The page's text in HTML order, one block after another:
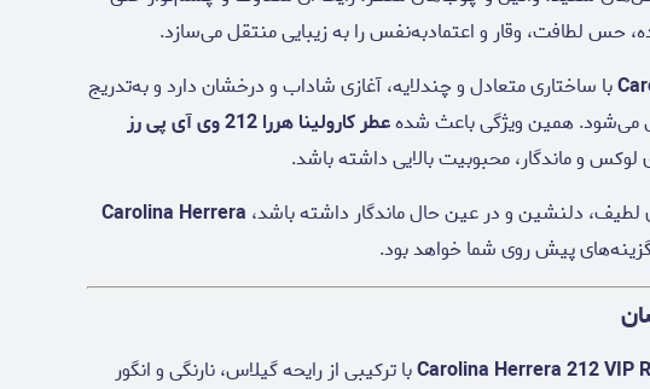
حس لطافت، وقار و اعتمادبه‌نفس را به زیبایی منتقل می‌سازد.
با ساختاری متعادل و چندلایه، آغازی شاداب و درخشان دارد و به‌تدریج
می‌شود. همین ویژگی باعث شده
عطر کارولینا هررا 212 وی آی پی رز
لوکس و ماندگار، محبوبیت بالایی داشته باشد.
دلنشین و در عین حال ماندگار داشته باشد، Carolina Herrera
پیش روی شما خواهد بود.
Carolina Herrera 212 VIPبا ترکیبی از رایحه گیلاس، نارنگی و انگور